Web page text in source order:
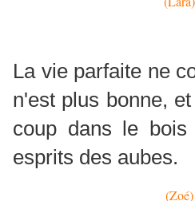
La vie parfaite ne
n'est plus bonne,
coup dans le
esprits des aubes.
(Zoé)